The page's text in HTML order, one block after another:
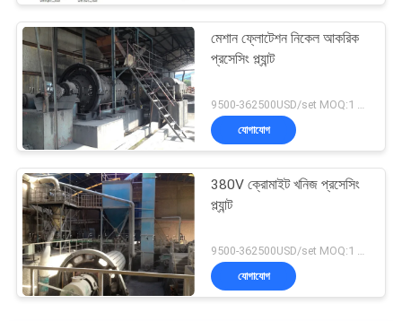
মেশান ফ্লোটেশন নিকেল আকরিক
প্রসেসিং প্ল্যান্ট
যোগাযোগ
380V ক্রোমাইট খনিজ প্রসেসিং
প্ল্যান্ট
যোগাযোগ